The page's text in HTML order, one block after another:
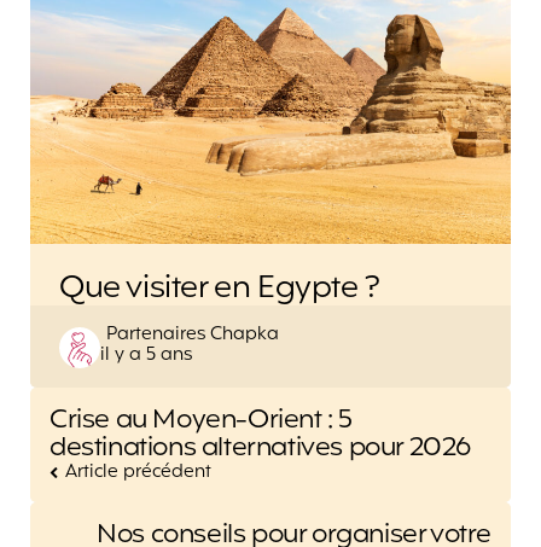
Que visiter en Egypte ?
Posted
by
Partenaires Chapka
il y a 5 ans
Post
navigation
Crise au Moyen-Orient : 5
destinations alternatives pour 2026
Article précédent
Nos conseils pour organiser votre